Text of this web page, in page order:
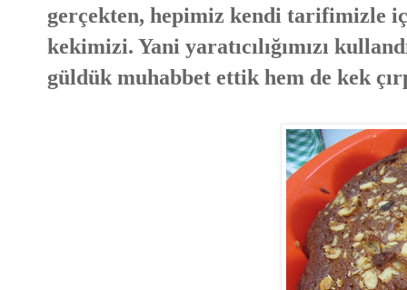
gerçekten, hepimiz kendi tarifimizle
kekimizi. Yani yaratıcılığımızı
güldük muhabbet ettik hem de kek